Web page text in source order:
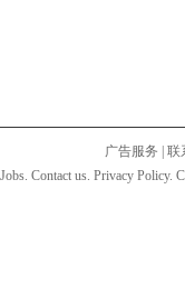
广告服务
联
Jobs. Contact us. Privacy Policy.